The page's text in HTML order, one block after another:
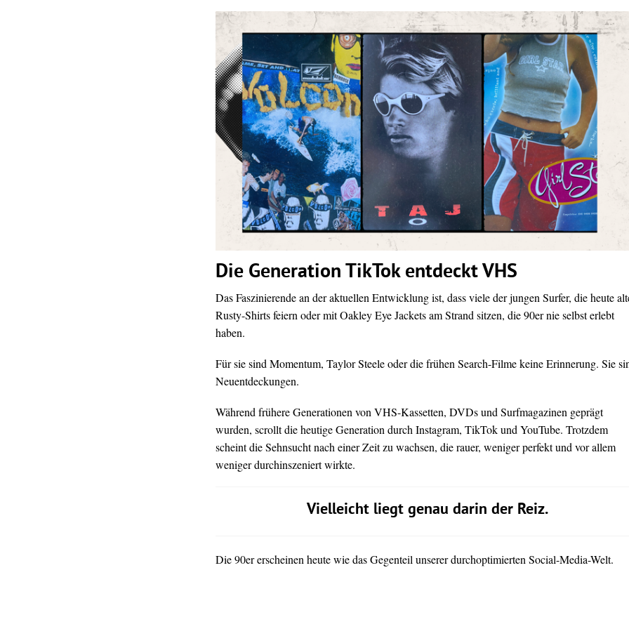
Die Generation TikTok entdeckt VHS
Das Faszinierende an der aktuellen Entwicklung ist, dass viele der jungen Surfer, die heute
Rusty-Shirts feiern oder mit Oakley Eye Jackets am Strand sitzen, die 90er nie selbst erlebt
haben.
Für sie sind Momentum, Taylor Steele oder die frühen Search-Filme keine Erinnerung. Sie
Neuentdeckungen.
Während frühere Generationen von VHS-Kassetten, DVDs und Surfmagazinen geprägt
wurden, scrollt die heutige Generation durch Instagram, TikTok und YouTube. Trotzdem
scheint die Sehnsucht nach einer Zeit zu wachsen, die rauer, weniger perfekt und vor allem
weniger durchinszeniert wirkte.
Vielleicht liegt genau darin der Reiz.
Die 90er erscheinen heute wie das Gegenteil unserer durchoptimierten Social-Media-Welt.